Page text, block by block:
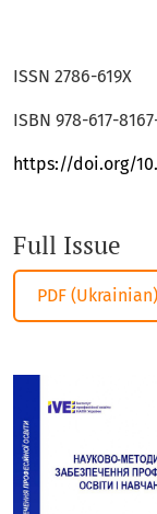
ISSN 2786-619Х
ISBN 978-617-
https://doi.org/
Full Issue
Requires
PDF (Ukrainian)